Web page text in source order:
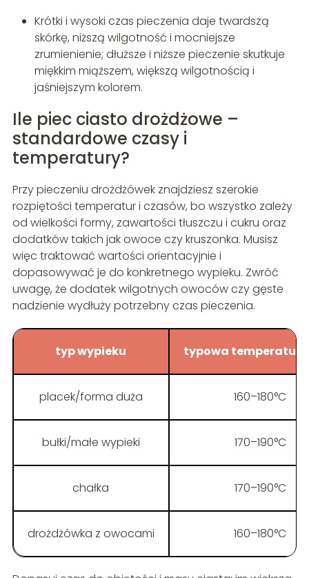
Krótki i wysoki czas pieczenia daje twardszą
skórkę, niższą wilgotność i mocniejsze
zrumienienie; dłuższe i niższe pieczenie skutkuje
miękkim miąższem, większą wilgotnością i
jaśniejszym kolorem.
Ile piec ciasto drożdżowe –
standardowe czasy i
temperatury?
Przy pieczeniu drożdżówek znajdziesz szerokie
rozpiętości temperatur i czasów, bo wszystko zależy
od wielkości formy, zawartości tłuszczu i cukru oraz
dodatków takich jak owoce czy kruszonka. Musisz
więc traktować wartości orientacyjnie i
dopasowywać je do konkretnego wypieku. Zwróć
uwagę, że dodatek wilgotnych owoców czy gęste
nadzienie wydłuży potrzebny czas pieczenia.
typ wypieku typowa
placek/forma duża 160–180°C
bułki/małe wypieki 170–190°C
chałka 170–190°C
drożdżówka z owocami 160–180°C